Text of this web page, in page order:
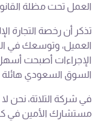
العمل تحت مظلة
تذكر أن رخصة التجارة
العميل، وتوسعك في
الإجراءات أصبحت
السوق السعودي
في شركة التلاتة، نحن
مستشارك الأمين في